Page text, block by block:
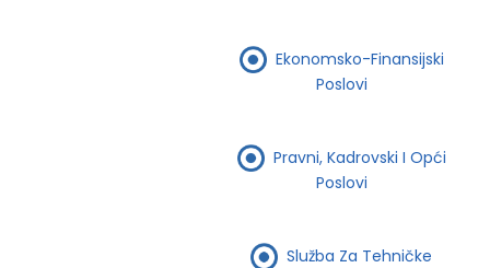
Ekonomsko-Finansijski
Poslovi
Pravni, Kadrovski I Opći
Poslovi
Služba Za Tehničke